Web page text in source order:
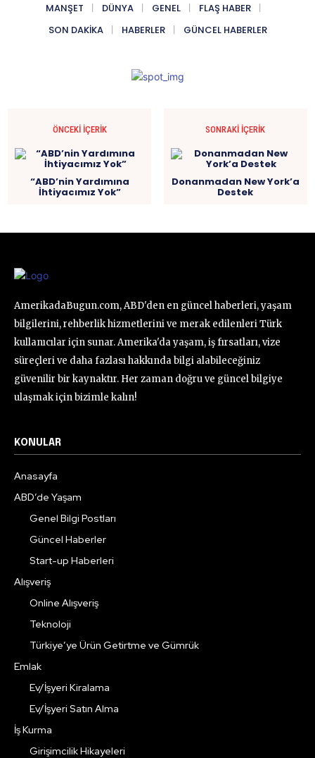
MANŞET DÜNYA GENEL
FLAŞ HABER
SON DAKIKA
HABERLER GÜNCEL HABERLER
ÖNCEKI İÇERIK
“ABD’nin Yardımına
İhtiyacımız Yok”
SONRAKI İÇERIK
Donanmadan New York’a
Destek
AmerikadaBugun.com, ABD'den en güncel haberleri, yaşam
bilgilerini, rehberlik hizmetlerini ve merak edilenleri Türk
kullanıcılar için sunar. Amerika'da yaşam, iş fırsatları, vize
süreçleri ve daha fazlası hakkında bilgi alabileceğiniz
güvenilir bir kaynaktır. Her zaman doğru ve güncel bilgiye
ulaşmak için bizimle kalın!
KONULAR
Anasayfa
ABD’de Yaşam
Genel Bilgi Postları
Güncel Haberler
Start-up Haberleri
Alışveriş
Online Alışveriş
Teknoloji
Türkiye’ye Ürün Getirtme ve Gümrük
Emlak
Ev/İşyeri Kiralama
Ev/İşyeri Satın Alma
İş Kurma
Girişimcilik Hikayeleri